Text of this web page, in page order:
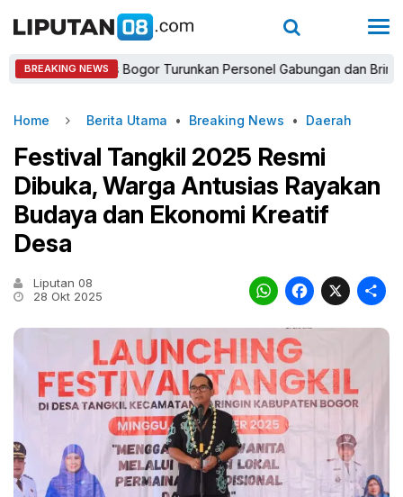
BREAKING NEWS
Kapolres Bogor Turunkan Personel Gabungan dan Brimob,
Home Berita Utama • Breaking News • Daerah
Festival Tangkil 2025 Resmi
Dibuka, Warga Antusias Rayakan
Budaya dan Ekonomi Kreatif
Desa
Liputan 08
28 Okt 2025
X